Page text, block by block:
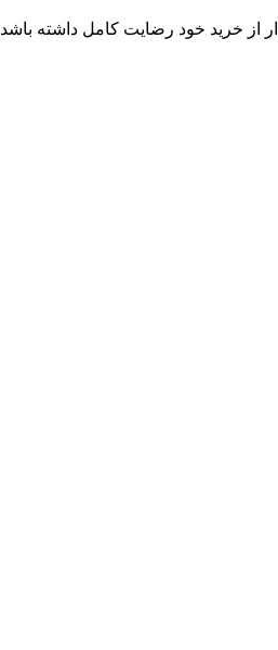
از خرید خود رضایت کامل داشته باشد